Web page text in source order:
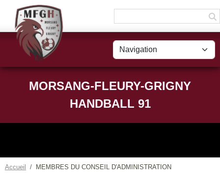
MORSANG-FLEURY-GRIGNY
HANDBALL 91
Accueil MEMBRES DU CONSEIL D'ADMINISTRATION
Panneau de gestion des cookies